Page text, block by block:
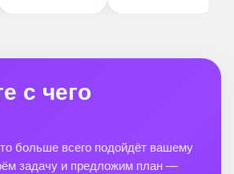
с чего
больше всего подойдёт вашему
задачу и предложим план —